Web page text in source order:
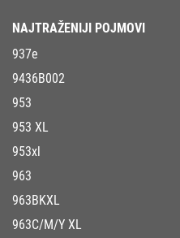
NAJTRAŽENIJI POJMOVI
937e
9436B002
953
953 XL
953xl
963
963BKXL
963C/M/Y XL